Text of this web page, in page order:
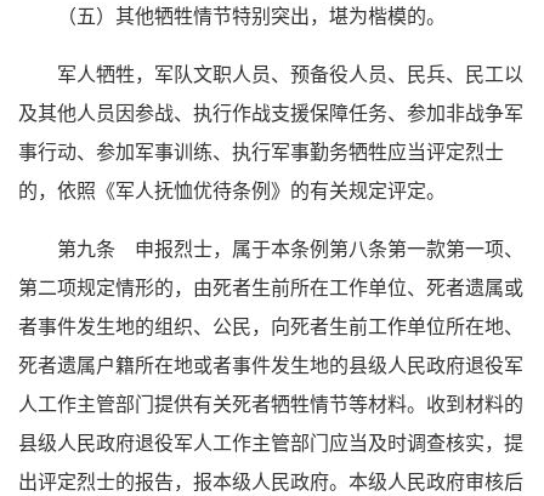
（五）其他牺牲情节特别突出，堪为楷模的。
军人牺牲，军队文职人员、预备役人员、民兵、民工以
及其他人员因参战、执行作战支援保障任务、参加非战争军
事行动、参加军事训练、执行军事勤务牺牲应当评定烈士
的，依照《军人抚恤优待条例》的有关规定评定。
第九条 申报烈士，属于本条例第八条第一款第一项、
第二项规定情形的，由死者生前所在工作单位、死者遗属或
者事件发生地的组织、公民，向死者生前工作单位所在地、
死者遗属户籍所在地或者事件发生地的县级人民政府退役军
人工作主管部门提供有关死者牺牲情节等材料。收到材料的
县级人民政府退役军人工作主管部门应当及时调查核实，提
出评定烈士的报告，报本级人民政府。本级人民政府审核后